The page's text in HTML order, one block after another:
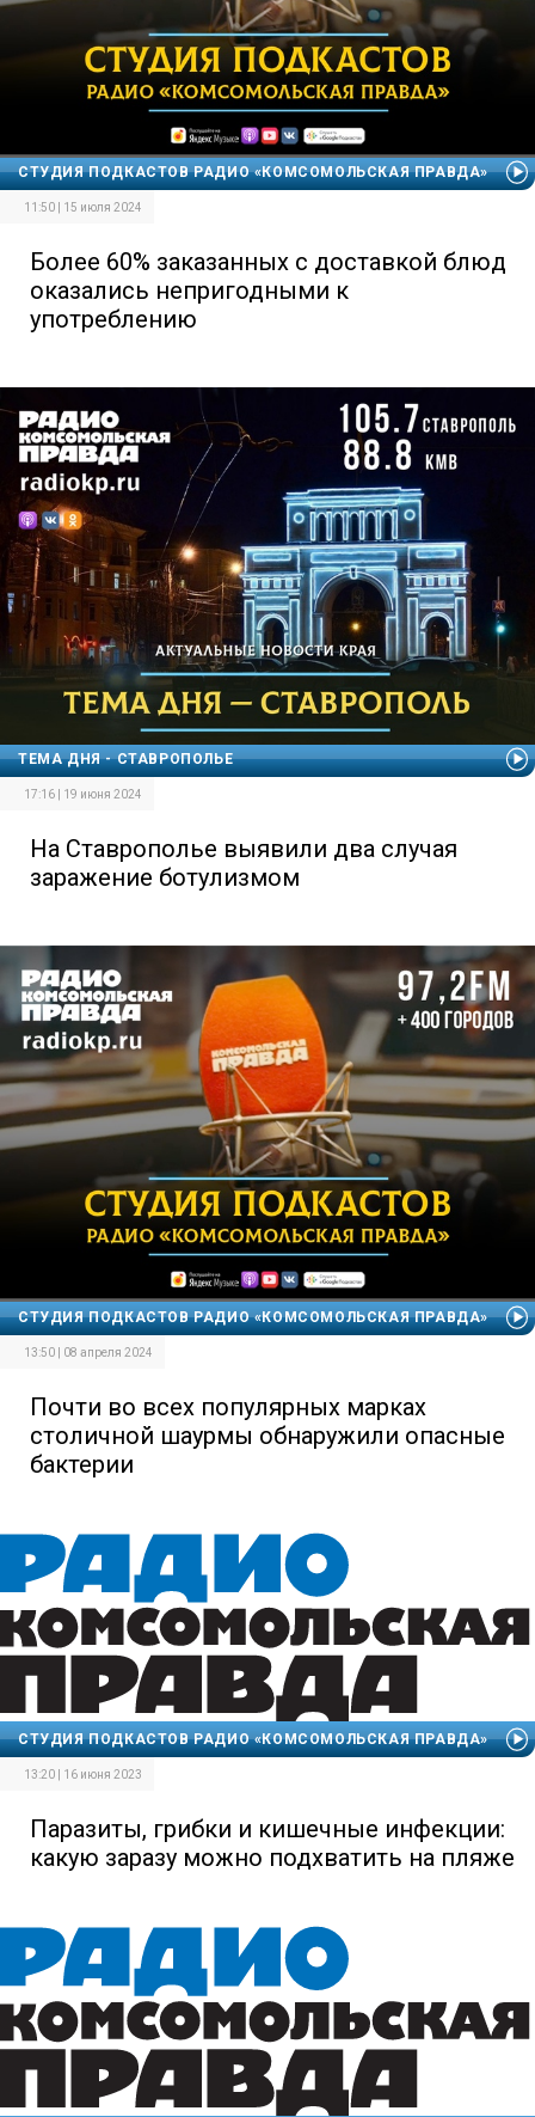
СТУДИЯ ПОДКАСТОВ РАДИО «КОМСОМОЛЬСКАЯ ПРАВДА»
11:50 | 15 июля 2024
Более 60% заказанных с доставкой блюд
оказались непригодными к
употреблению
ТЕМА ДНЯ - СТАВРОПОЛЬЕ
17:16 | 19 июня 2024
На Ставрополье выявили два случая
заражение ботулизмом
СТУДИЯ ПОДКАСТОВ РАДИО «КОМСОМОЛЬСКАЯ ПРАВДА»
13:50 | 08 апреля 2024
Почти во всех популярных марках
столичной шаурмы обнаружили опасные
бактерии
СТУДИЯ ПОДКАСТОВ РАДИО «КОМСОМОЛЬСКАЯ ПРАВДА»
13:20 | 16 июня 2023
Паразиты, грибки и кишечные инфекции:
какую заразу можно подхватить на пляже